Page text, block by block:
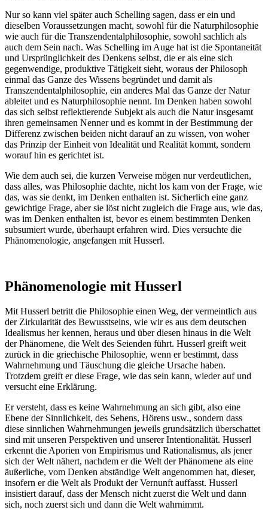
Nur so kann viel später auch Schelling sagen, dass er ein und
dieselben Voraussetzungen macht, sowohl für die Naturphilosophie
wie auch für die Transzendentalphilosophie, sowohl sachlich als
auch dem Sein nach. Was Schelling im Auge hat ist die Spontaneität
und Ursprünglichkeit des Denkens selbst, die er als eine sich
gegenwendige, produktive Tätigkeit sieht, woraus der Philosoph
einmal das Ganze des Wissens begründet und damit als
Transzendentalphilosophie, ein anderes Mal das Ganze der Natur
ableitet und es Naturphilosophie nennt. Im Denken haben sowohl
das sich selbst reflektierende Subjekt als auch die Natur insgesamt
ihren gemeinsamen Nenner und es kommt in der Bestimmung der
Differenz zwischen beiden nicht darauf an zu wissen, von woher
das Prinzip der Einheit von Idealität und Realität kommt, sondern
worauf hin es gerichtet ist.
Wie dem auch sei, die kurzen Verweise mögen nur verdeutlichen,
dass alles, was Philosophie dachte, nicht los kam von der Frage, wie
das, was sie denkt, im Denken enthalten ist. Sicherlich eine ganz
gewichtige Frage, aber sie löst nicht zugleich die Frage aus, wie das,
was im Denken enthalten ist, bevor es einem bestimmten Denken
subsumiert wurde, überhaupt erfahren wird. Dies versuchte die
Phänomenologie, angefangen mit Husserl.
Phänomenologie mit Husserl
Mit Husserl betritt die Philosophie einen Weg, der vermeintlich aus
der Zirkularität des Bewusstseins, wie wir es aus dem deutschen
Idealismus her kennen, heraus und über diesen hinaus in die Welt
der Phänomene, die Welt des Seienden führt. Husserl greift weit
zurück in die griechische Philosophie, wenn er bestimmt, dass
Wahrnehmung und Täuschung die gleiche Ursache haben.
Trotzdem greift er diese Frage, wie das sein kann, wieder auf und
versucht eine Erklärung.
Er versteht, dass es keine Wahrnehmung an sich gibt, also eine
Ebene der Sinnlichkeit, des Sehens, Hörens usw., sondern dass
diese sinnlichen Wahrnehmungen jeweils grundsätzlich überschattet
sind mit unseren Perspektiven und unserer Intentionalität. Husserl
erkennt die Aporien von Empirismus und Rationalismus, als jener
sich der Welt nähert, nachdem er die Welt der Phänomene als eine
äußerliche, vom Denken abständige Welt angenommen hat, dieser,
insofern er die Welt als Produkt der Vernunft auffasst. Husserl
insistiert darauf, dass der Mensch nicht zuerst die Welt und dann
sich, noch zuerst sich und dann die Welt wahrnimmt.